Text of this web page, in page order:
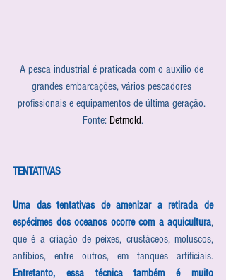
A pesca industrial é praticada com o auxílio de
grandes embarcações, vários pescadores
profissionais e equipamentos de última geração.
Fonte: Detmold.
TENTATIVAS
Uma das tentativas de amenizar a retirada de
espécimes dos oceanos ocorre com a aquicultura,
que é a criação de peixes, crustáceos, moluscos,
Entretanto, essa técnica também é muito